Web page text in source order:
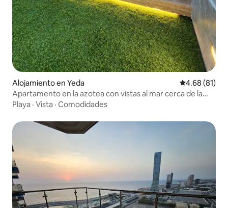
Alojamiento en Yeda Calificación
4.68 (81)
Apartamento en la azotea con vistas al mar cerca de la
playa pública/marina del mar rojo
Playa · Vista · Comodidades